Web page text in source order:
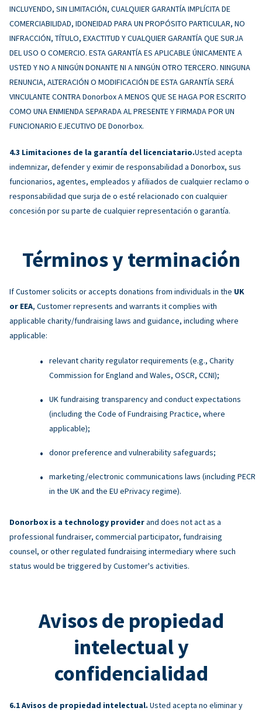
INCLUYENDO, SIN LIMITACIÓN, CUALQUIER GARANTÍA IMPLÍCITA DE
COMERCIABILIDAD, IDONEIDAD PARA UN PROPÓSITO PARTICULAR, NO
INFRACCIÓN, TÍTULO, EXACTITUD Y CUALQUIER GARANTÍA QUE SURJA
DEL USO O COMERCIO. ESTA GARANTÍA ES APLICABLE ÚNICAMENTE A
USTED Y NO A NINGÚN DONANTE NI A NINGÚN OTRO TERCERO. NINGUNA
RENUNCIA, ALTERACIÓN O MODIFICACIÓN DE ESTA GARANTÍA SERÁ
VINCULANTE CONTRA Donorbox A MENOS QUE SE HAGA POR ESCRITO
COMO UNA ENMIENDA SEPARADA AL PRESENTE Y FIRMADA POR UN
FUNCIONARIO EJECUTIVO DE Donorbox.
Limitaciones de la garantía del licenciatario.Usted acepta
indemnizar, defender y eximir de responsabilidad a Donorbox, sus
funcionarios, agentes, empleados y afiliados de cualquier reclamo o
responsabilidad que surja de o esté relacionado con cualquier
concesión por su parte de cualquier representación o garantía.
Términos y terminación
If Customer solicits or accepts donations from individuals in the UK
or EEA, Customer represents and warrants it complies with
applicable charity/fundraising laws and guidance, including where
applicable:
relevant charity regulator requirements (e.g., Charity
Commission for England and Wales, OSCR, CCNI);
UK fundraising transparency and conduct expectations
(including the Code of Fundraising Practice, where
applicable);
donor preference and vulnerability safeguards;
marketing/electronic communications laws (including PECR
in the UK and the EU ePrivacy regime).
Donorbox is a technology providerand does not act as a
professional fundraiser, commercial participator, fundraising
counsel, or other regulated fundraising intermediary where such
status would be triggered by Customer's activities.
Avisos de propiedad
intelectual y
confidencialidad
Avisos de propiedad intelectual. Usted acepta no eliminar y